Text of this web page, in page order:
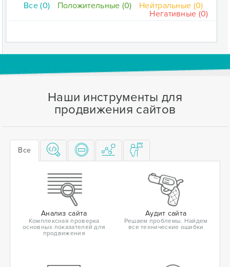
Все (0) Положительные (0)
Нейтральные (0)
Негативные (0)
Наши инструменты для
продвижения сайтов
Все
Анализ сайта
Комплексная проверка
основных показателей для
продвижения
Аудит сайта
Решаем проблемы. Найдем
все технические ошибки